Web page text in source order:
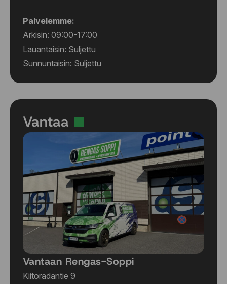
Palvelemme:
Arkisin: 09:00-17:00
Lauantaisin: Suljettu
Sunnuntaisin: Suljettu
Vantaa
Vantaan Rengas-Soppi
Kiitoradantie 9